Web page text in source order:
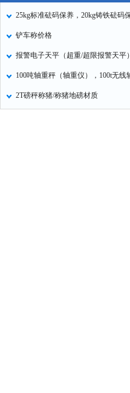
铲车称价格
报警电子天平（超重/超限报警天平）
2T磅秤称猪/称猪地磅材质